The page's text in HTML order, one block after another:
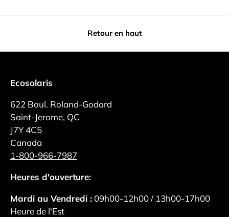
Retour en haut
Ecosolaris
622 Boul. Roland-Godard
Saint-Jerome, QC
J7Y 4C5
Canada
1-800-966-7987
Heures d'ouverture:
Mardi au Vendredi : 09h00-12h00 / 13h00-17h00
Heure de l'Est